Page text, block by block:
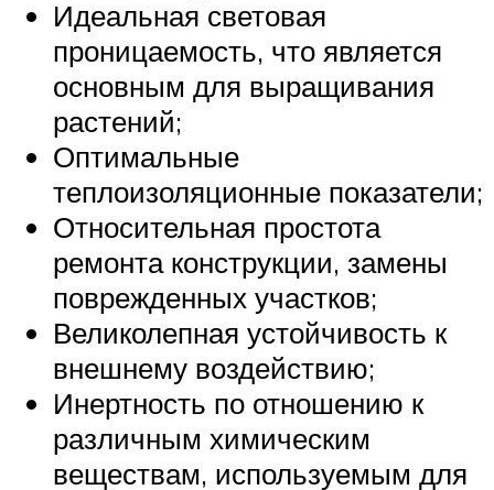
Идеальная световая
проницаемость, что является
основным для выращивания
растений;
Оптимальные
теплоизоляционные показатели;
Относительная простота
ремонта конструкции, замены
поврежденных участков;
Великолепная устойчивость к
внешнему воздействию;
Инертность по отношению к
различным химическим
веществам, используемым для